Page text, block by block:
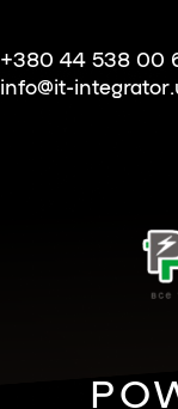
+380 44 538 00
info@it-